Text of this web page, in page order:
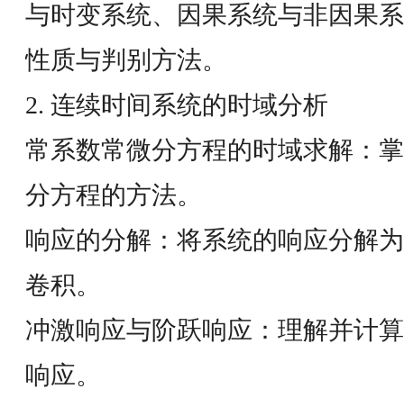
与时变系统、因果系统与非因果
性质与判别方法。
2. 连续时间系统的时域分析
常系数常微分方程的时域求解：
分方程的方法。
响应的分解：将系统的响应分解
卷积。
冲激响应与阶跃响应：理解并计
响应。